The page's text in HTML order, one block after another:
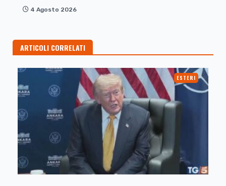
4 Agosto 2026
ARTICOLI CORRELATI
ESTERI